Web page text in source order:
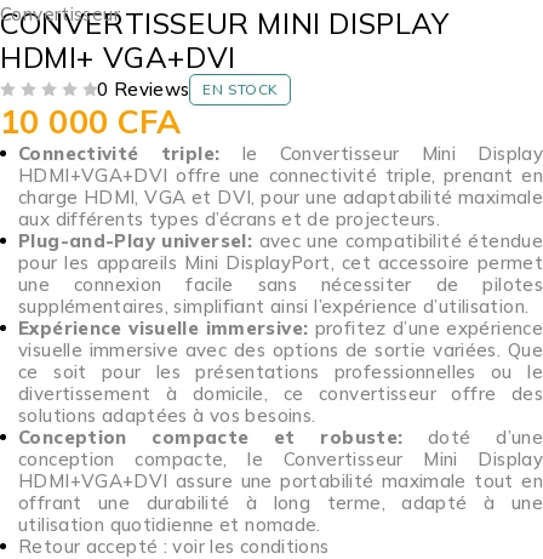
Convertisseur
CONVERTISSEUR MINI DISPLAY
HDMI+ VGA+DVI
0 Reviews EN STOCK
10 000 CFA
Connectivité triple: le Convertisseur Mini Display
HDMI+VGA+DVI offre une connectivité triple, prenant en
charge HDMI, VGA et DVI, pour une adaptabilité maximale
aux différents types d’écrans et de projecteurs.
Plug-and-Play universel: avec une compatibilité étendue
pour les appareils Mini DisplayPort, cet accessoire permet
une connexion facile sans nécessiter de pilotes
supplémentaires, simplifiant ainsi l’expérience d’utilisation.
Expérience visuelle immersive: profitez d’une expérience
visuelle immersive avec des options de sortie variées. Que
ce soit pour les présentations professionnelles ou le
divertissement à domicile, ce convertisseur offre des
solutions adaptées à vos besoins.
Conception compacte et robuste: doté d’une
conception compacte, le Convertisseur Mini Display
HDMI+VGA+DVI assure une portabilité maximale tout en
offrant une durabilité à long terme, adapté à une
utilisation quotidienne et nomade.
Retour accepté : voir les conditions